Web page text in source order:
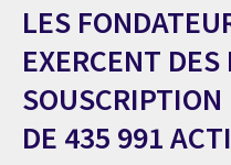
LES
EXERCENT DES
DE 435 991